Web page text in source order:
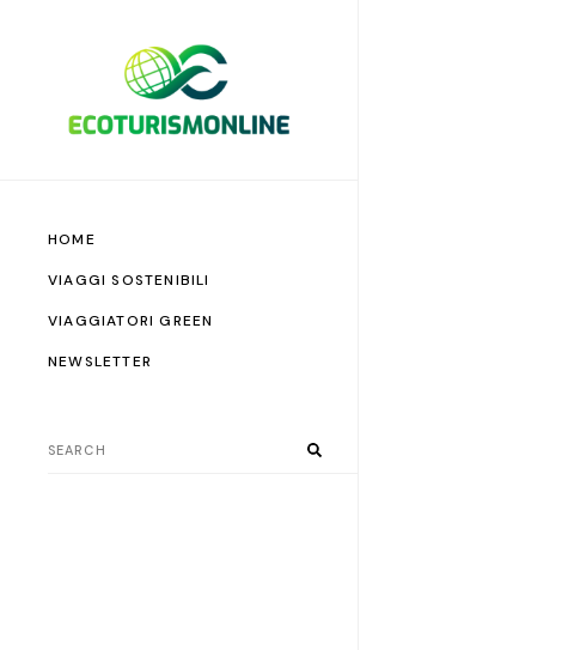
HOME
VIAGGI SOSTENIBILI
VIAGGIATORI GREEN
NEWSLETTER